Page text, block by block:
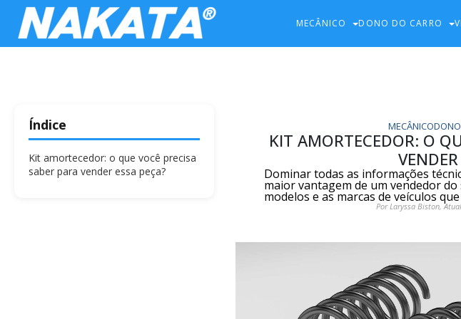
MECÂNICO DONO DO CARRO
Índice
Kit amortecedor: o que você precisa
saber para vender essa peça?
MECÂNICO
KIT AMORTECEDOR: O
Dominar todas as informações
maior vantagem de um vendedor
modelos e as marcas de veículos
Por Laryssa Biston,